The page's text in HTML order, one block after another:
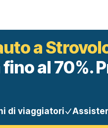
a
al 70%.
di viaggiatori